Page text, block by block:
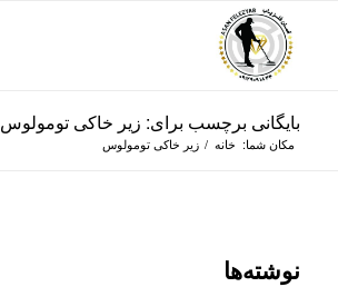
بایگانی برچسب برای: زیر خاکی تومولوس
مکان شما: خانه / زیر خاکی تومولوس
نوشته‌ها